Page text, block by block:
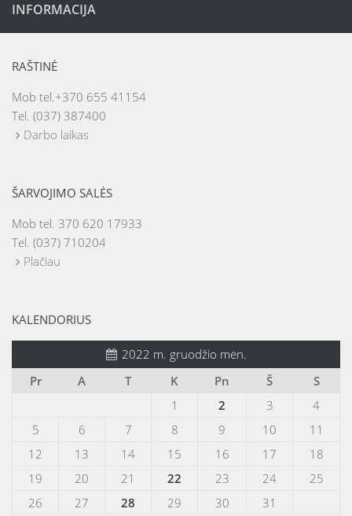
INFORMACIJA
RAŠTINĖ
Mob tel.+370 655 41154
Tel. (037) 387400
Darbo laikas
ŠARVOJIMO SALĖS
Mob tel. 370 620 17933
Tel. (037) 710204
Plačiau
KALENDORIUS
2022 m. gruodžio mėn.
Pr
A T K Pn Š
S
1
2 3
4
5
6 7 8 9 10
11
12
13 14 15 16 17
18
19
20 21 22 23 24
25
26
27 28 29 30
31